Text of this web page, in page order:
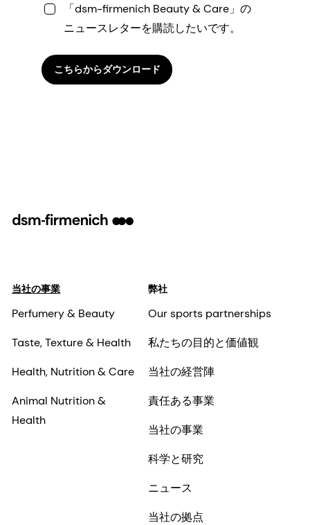
「dsm-firmenich Beauty & Care」の
ニュースレターを購読したいです。
こちらからダウンロード
当社の事業
Perfumery & Beauty
Taste, Texture & Health
Health, Nutrition & Care
Animal Nutrition &
Health
弊社
Our sports partnerships
私たちの目的と価値観
当社の経営陣
責任ある事業
当社の事業
科学と研究
ニュース
当社の拠点